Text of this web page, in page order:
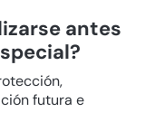
antes
futura e